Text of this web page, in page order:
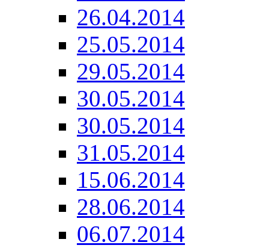
26.04.2014
25.05.2014
29.05.2014
30.05.2014
30.05.2014
31.05.2014
15.06.2014
28.06.2014
06.07.2014